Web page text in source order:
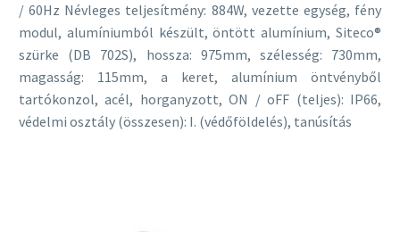
/ 60Hz Névleges teljesítmény: 884W, vezette egység, fény
modul, alumíniumból készült, öntött alumínium, Siteco®
szürke (DB 702S), hossza: 975mm, szélesség: 730mm,
magasság: 115mm, a keret, alumínium öntvényből
tartókonzol, acél, horganyzott, ON / oFF (teljes): IP66,
védelmi osztály (összesen): I. (védőföldelés), tanúsítás